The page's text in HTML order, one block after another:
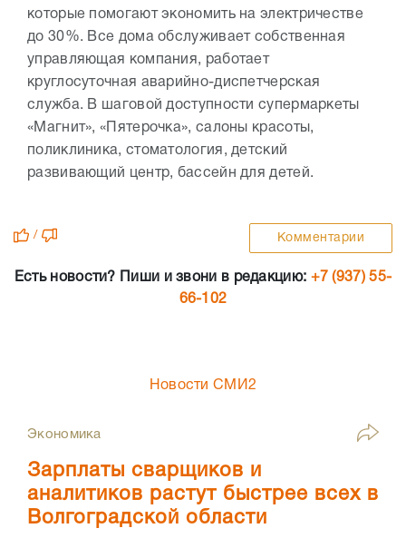
которые помогают экономить на электричестве
до 30%. Все дома обслуживает собственная
управляющая компания, работает
круглосуточная аварийно-диспетчерская
служба. В шаговой доступности супермаркеты
«Магнит», «Пятерочка», салоны красоты,
поликлиника, стоматология, детский
развивающий центр, бассейн для детей.
/ Комментарии
Есть новости? Пиши и звони в редакцию: +7 (937) 55-
66-102
Новости СМИ2
Экономика
Зарплаты сварщиков и
аналитиков растут быстрее всех в
Волгоградской области